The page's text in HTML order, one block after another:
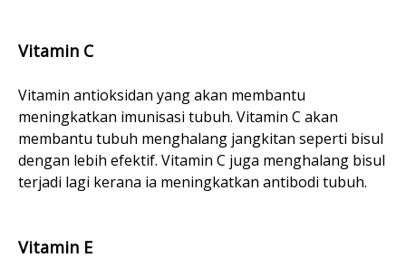
Vitamin C
Vitamin antioksidan yang akan membantu
meningkatkan imunisasi tubuh. Vitamin C akan
membantu tubuh menghalang jangkitan seperti bisul
dengan lebih efektif. Vitamin C juga menghalang bisul
terjadi lagi kerana ia meningkatkan antibodi tubuh.
Vitamin E